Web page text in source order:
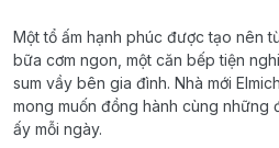
Một tổ ấm hạnh phúc được tạo nên
bữa cơm ngon, một căn bếp tiện
sum vầy bên gia đình. Nhà mới
mong muốn đồng hành cùng những
ấy mỗi ngày.